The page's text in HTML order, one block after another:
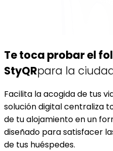
Te toca probar el
StyQRpara la
Facilita la acogida de tus
solución digital centraliza
de tu alojamiento en un
diseñado para satisfacer
de tus huéspedes.